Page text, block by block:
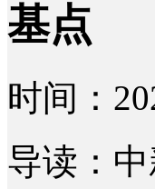
基点
时间：
导读：